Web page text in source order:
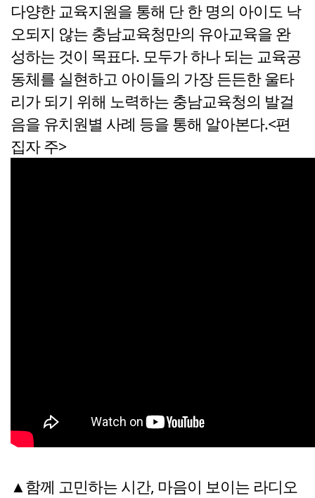
다양한 교육지원을 통해 단 한 명의 아이도 낙
오되지 않는 충남교육청만의 유아교육을 완
성하는 것이 목표다. 모두가 하나 되는 교육공
동체를 실현하고 아이들의 가장 든든한 울타
리가 되기 위해 노력하는 충남교육청의 발걸
음을 유치원별 사례 등을 통해 알아본다.<편
집자 주>
▲함께 고민하는 시간, 마음이 보이는 라디오